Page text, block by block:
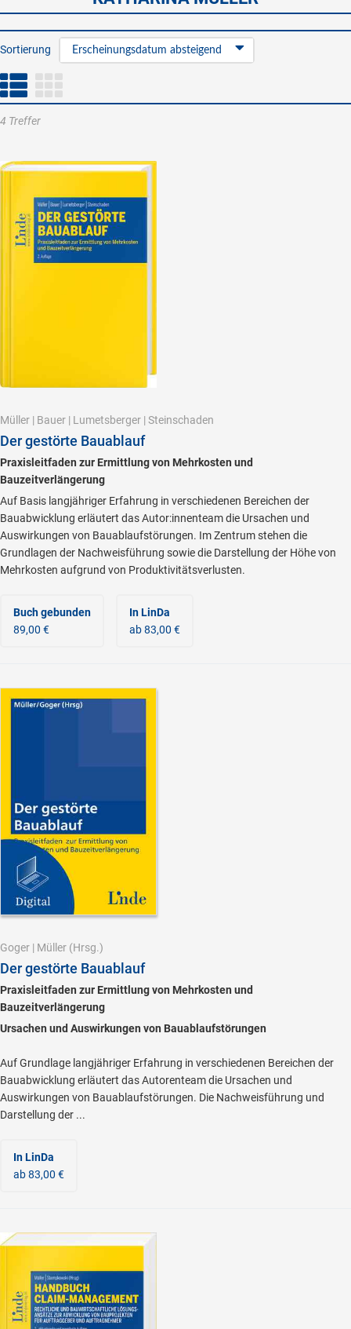
Sortierung Erscheinungsdatum absteigend
4 Treffer
Müller | Bauer | Lumetsberger | Steinschaden
Der gestörte Bauablauf
Praxisleitfaden zur Ermittlung von Mehrkosten und
Bauzeitverlängerung
Auf Basis langjähriger Erfahrung in verschiedenen Bereichen der
Bauabwicklung erläutert das Autor:innenteam die Ursachen und
Auswirkungen von Bauablaufstörungen. Im Zentrum stehen die
Grundlagen der Nachweisführung sowie die Darstellung der Höhe von
Mehrkosten aufgrund von Produktivitätsverlusten.
Buch gebunden
89,00 €
In LinDa
ab 83,00 €
Goger | Müller (Hrsg.)
Der gestörte Bauablauf
Praxisleitfaden zur Ermittlung von Mehrkosten und
Bauzeitverlängerung
Ursachen und Auswirkungen von Bauablaufstörungen
Auf Grundlage langjähriger Erfahrung in verschiedenen Bereichen der
Bauabwicklung erläutert das Autorenteam die Ursachen und
Auswirkungen von Bauablaufstörungen. Die Nachweisführung und
Darstellung der ...
In LinDa
ab 83,00 €